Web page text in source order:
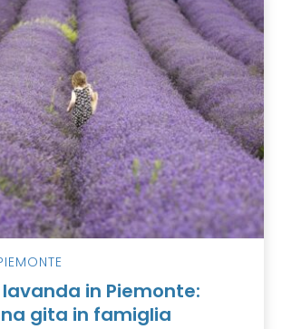
in Piemonte:
gita in famiglia